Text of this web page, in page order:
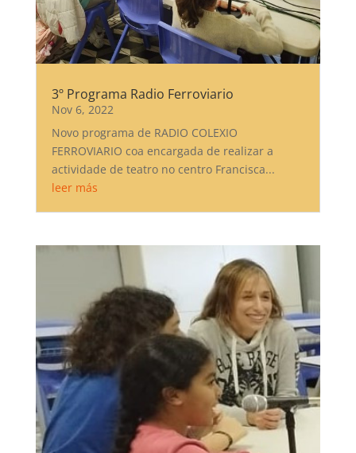
3º Programa Radio Ferroviario
Nov 6, 2022
Novo programa de RADIO COLEXIO
FERROVIARIO coa encargada de realizar a
actividade de teatro no centro Francisca...
leer más